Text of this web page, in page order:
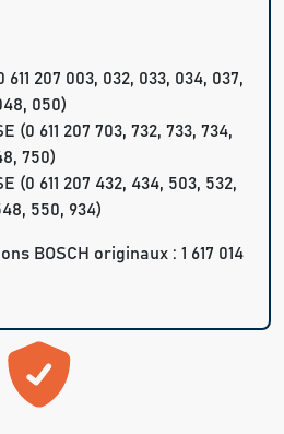
611 207 003, 032, 033, 034, 037,
050)
(0 611 207 703, 732, 733, 734,
750)
(0 611 207 432, 434, 503, 532,
550, 934)
BOSCH originaux : 1 617 014